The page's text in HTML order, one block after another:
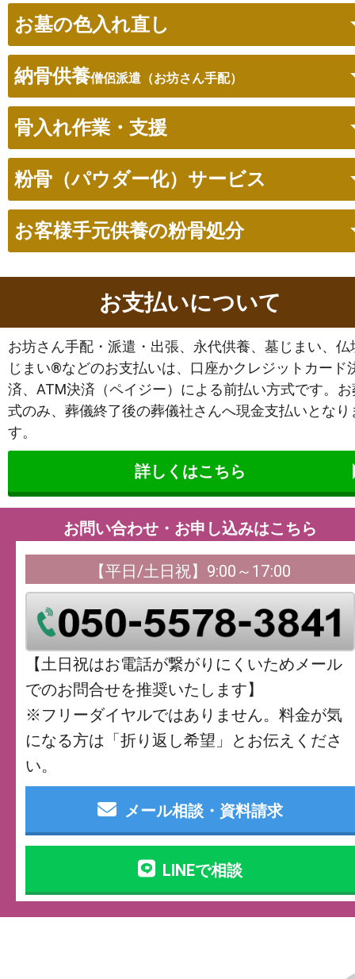
お墓の色入れ直し
納骨供養僧侶派遣（お坊さん手配）
骨入れ作業・支援
粉骨（パウダー化）サービス
お客様手元供養の粉骨処分
お支払いについて
お坊さん手配・派遣・出張、永代供養、墓じまい、仏
じまい®などのお支払いは、口座かクレジットカード
済、ATM決済（ペイジー）による前払い方式です。
式のみ、葬儀終了後の葬儀社さんへ現金支払いとなり
す。
詳しくはこちら
お問い合わせ・お申し込みはこちら
【平日/土日祝】9:00～17:00
【土日祝はお電話が繋がりにくいためメール
でのお問合せを推奨いたします】
※フリーダイヤルではありません。料金が気
になる方は「折り返し希望」とお伝えくださ
い。
メール相談・資料請求
LINEで相談